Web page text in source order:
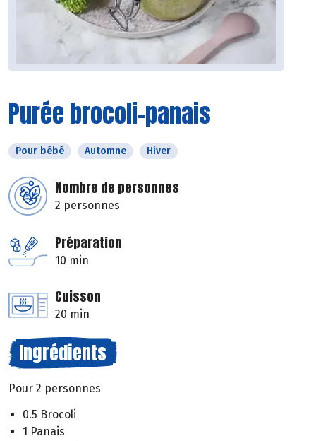
Purée brocoli-panais
Pour bébé Automne Hiver
Nombre de personnes
2 personnes
Préparation
10 min
Cuisson
20 min
Ingrédients
Pour 2 personnes
0.5 Brocoli
1 Panais